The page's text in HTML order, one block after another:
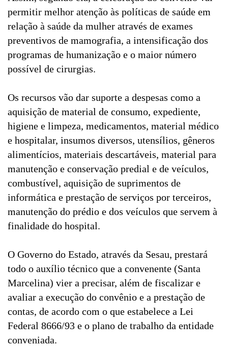
permitir melhor atenção às políticas de saúde em
relação à saúde da mulher através de exames
preventivos de mamografia, a intensificação dos
programas de humanização e o maior número
possível de cirurgias.
Os recursos vão dar suporte a despesas como a
aquisição de material de consumo, expediente,
higiene e limpeza, medicamentos, material médico
e hospitalar, insumos diversos, utensílios, gêneros
alimentícios, materiais descartáveis, material para
manutenção e conservação predial e de veículos,
combustível, aquisição de suprimentos de
informática e prestação de serviços por terceiros,
manutenção do prédio e dos veículos que servem à
finalidade do hospital.
O Governo do Estado, através da Sesau, prestará
todo o auxílio técnico que a convenente (Santa
Marcelina) vier a precisar, além de fiscalizar e
avaliar a execução do convênio e a prestação de
contas, de acordo com o que estabelece a Lei
Federal 8666/93 e o plano de trabalho da entidade
conveniada.